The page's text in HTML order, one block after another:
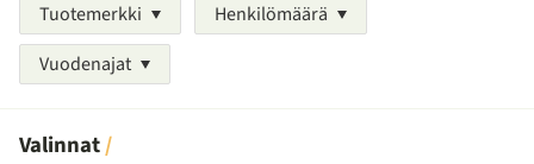
Tuotemerkki
Henkilömäärä
Vuodenajat
Valinnat